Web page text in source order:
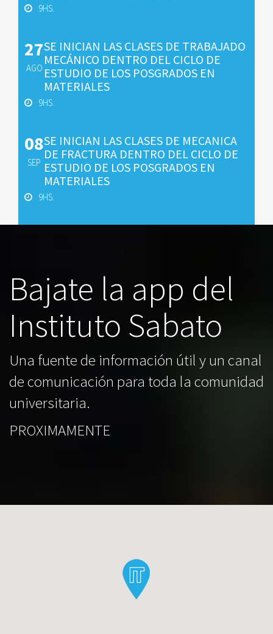
9HS.
27
AGO
SE INICIAN LAS CLASES DE TRABAJADO
MECÁNICO DENTRO DEL CICLO DE
ESTUDIO DE LOS POSGRADOS EN
MATERIALES
9HS.
08
SEP
SE INICIAN LAS CLASES DE MECANICA
DE FRACTURA DENTRO DEL CICLO DE
ESTUDIO DE LOS POSGRADOS EN
MATERIALES
9HS.
Bajate la app del
Instituto Sabato
Una fuente de información útil y un canal
de comunicación para toda la comunidad
universitaria.
PROXIMAMENTE